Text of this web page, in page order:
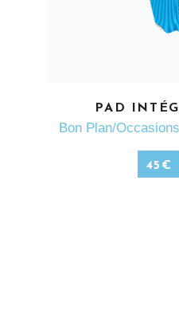
EN
PAD
Bon Plan/Occasions
45 €